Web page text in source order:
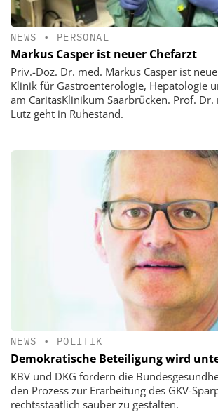
NEWS • PERSONAL
Markus Casper ist neuer Chefarzt
Priv.-Doz. Dr. med. Markus Casper ist
Klinik für Gastroenterologie, Hepatologie
am CaritasKlinikum Saarbrücken. Prof.
Lutz geht in Ruhestand.
NEWS • POLITIK
Demokratische Beteiligung wird
KBV und DKG fordern die
den Prozess zur Erarbeitung des GKV-
rechtsstaatlich sauber zu gestalten.